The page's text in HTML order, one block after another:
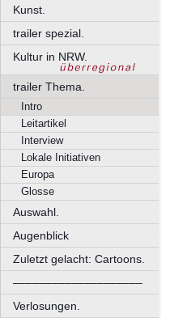
Kunst.
trailer spezial.
Kultur in NRW.
trailer Thema.
Intro
Leitartikel
Interview
Lokale Initiativen
Europa
Glosse
Auswahl.
Augenblick
Zuletzt gelacht: Cartoons.
––––––––––––––––––––
Verlosungen.